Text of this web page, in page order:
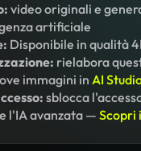
video originali e
artificiale
Disponibile in qualità
rielabora
immagini inAI
sblocca
l'IA avanzata — Scopri